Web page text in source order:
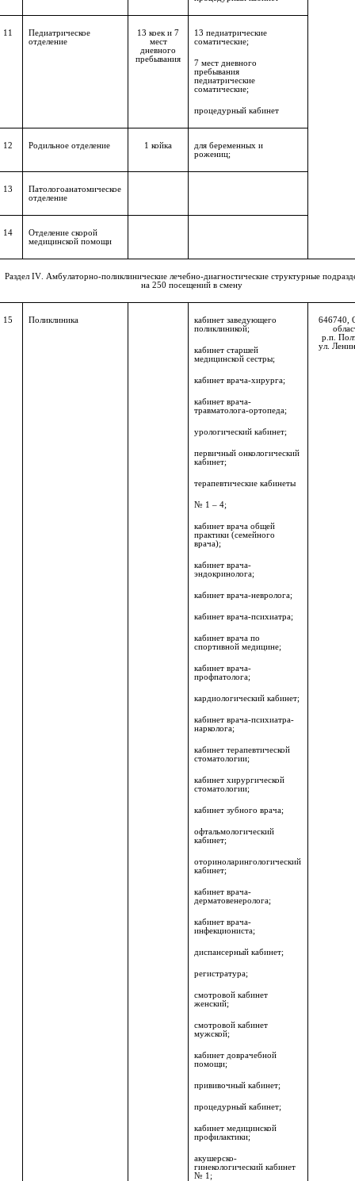
11
Педиатрическое
отделение
13 коек и 7
мест
дневного
пребывания
13 педиатрические
соматические;
7 мест дневного
пребывания
педиатрические
соматические;
процедурный кабинет
12 Родильное отделение 1 койка
для беременных и
рожениц;
13
Патологоанатомическое
отделение
14
Отделение скорой
медицинской помощи
Раздел IV. Амбулаторно-поликлинические лечебно-диагностические структурные
на 250 посещений в смену
15 Поликлиника
кабинет заведующего
поликлиникой;
кабинет старшей
медицинской сестры;
кабинет врача-хирурга;
кабинет врача-
травматолога-ортопеда;
урологический кабинет;
первичный онкологический
кабинет;
терапевтические кабинеты
№ 1 – 4;
кабинет врача общей
практики (семейного
врача);
кабинет врача-
эндокринолога;
кабинет врача-невролога;
кабинет врача-психиатра;
кабинет врача по
спортивной медицине;
кабинет врача-
профпатолога;
кардиологический кабинет;
кабинет врача-психиатра-
нарколога;
кабинет терапевтической
стоматологии;
кабинет хирургической
стоматологии;
кабинет зубного врача;
офтальмологический
кабинет;
оториноларингологический
кабинет;
кабинет врача-
дерматовенеролога;
кабинет врача-
инфекциониста;
диспансерный кабинет;
регистратура;
смотровой кабинет
женский;
смотровой кабинет
мужской;
кабинет доврачебной
помощи;
прививочный кабинет;
процедурный кабинет;
кабинет медицинской
профилактики;
акушерско-
гинекологический кабинет
№ 1;
646740,
р.п.
ул.